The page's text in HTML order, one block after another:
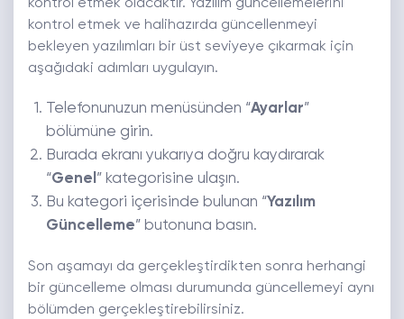
kontrol etmek olacaktır. Yazılım güncellemelerini
kontrol etmek ve halihazırda güncellenmeyi
bekleyen yazılımları bir üst seviyeye çıkarmak için
aşağıdaki adımları uygulayın.
Telefonunuzun menüsünden “Ayarlar”
bölümüne girin.
Burada ekranı yukarıya doğru kaydırarak
“Genel ” kategorisine ulaşın.
Bu kategori içerisinde bulunan “Yazılım
Güncelleme” butonuna basın.
Son aşamayı da gerçekleştirdikten sonra herhangi
bir güncelleme olması durumunda güncellemeyi aynı
bölümden gerçekleştirebilirsiniz.